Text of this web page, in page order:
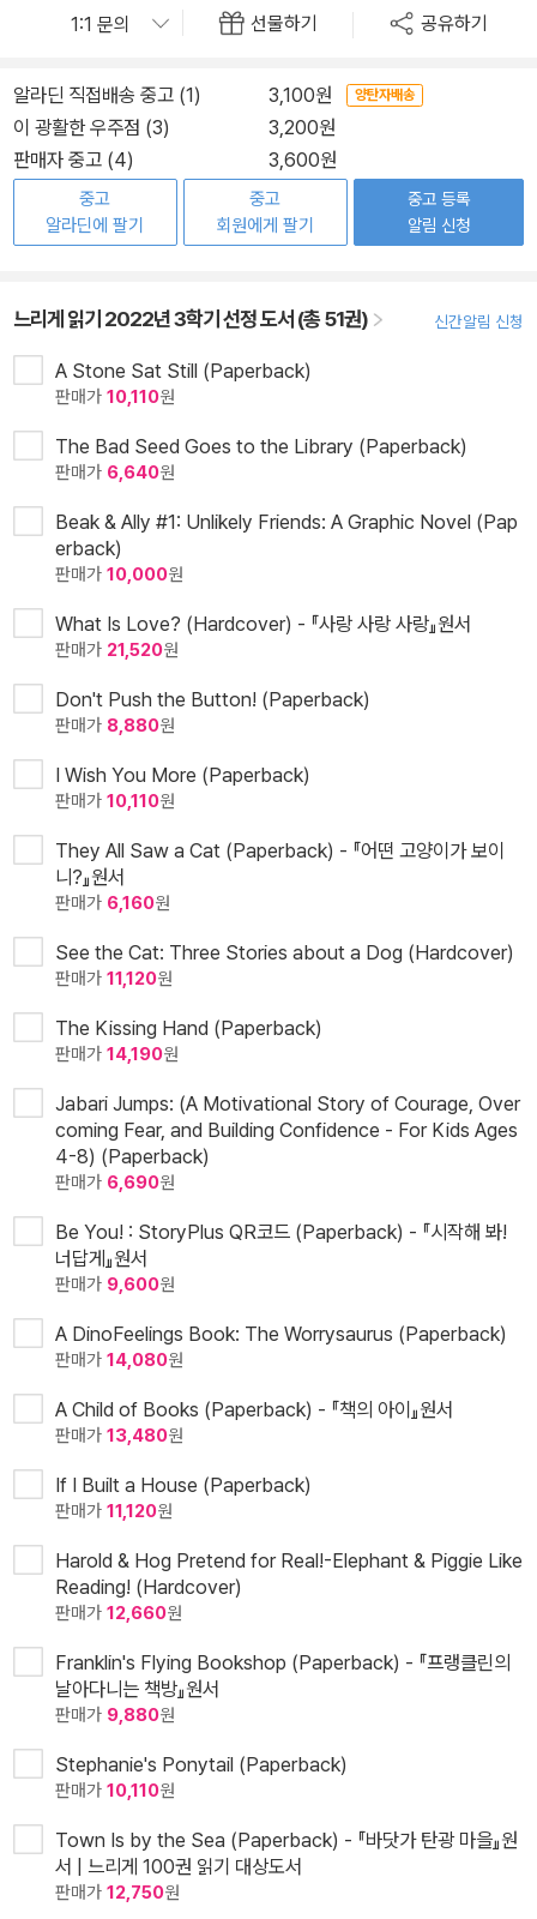
선물하기 공유하기
알라딘 직접배송 중고 (1) 3,100원 양탄자배송
이 광활한 우주점 (3)
3,200원
판매자 중고 (4)
3,600원
중고
알라딘에 팔기
중고
회원에게 팔기
중고 등록
알림 신청
느리게 읽기 2022년 3학기 선정 도서 (총 51권) 신간알림 신청
A Stone Sat Still (Paperback)
판매가 10,110원
The Bad Seed Goes to the Library (Paperback)
판매가 6,640원
Beak & Ally #1: Unlikely Friends: A Graphic Novel (Pap
erback)
판매가 10,000원
What Is Love? (Hardcover) - 『사랑 사랑 사랑』원서
판매가 21,520원
Don't Push the Button! (Paperback)
판매가 8,880원
I Wish You More (Paperback)
판매가 10,110원
They All Saw a Cat (Paperback) - 『어떤 고양이가 보이
니?』원서
판매가 6,160원
See the Cat: Three Stories about a Dog (Hardcover)
판매가 11,120원
The Kissing Hand (Paperback)
판매가 14,190원
Jabari Jumps: (A Motivational Story of Courage, Over
coming Fear, and Building Confidence - For Kids Ages
4-8) (Paperback)
판매가 6,690원
Be You! : StoryPlus QR코드 (Paperback) - 『시작해 봐!
너답게』원서
판매가 9,600원
A DinoFeelings Book: The Worrysaurus (Paperback)
판매가 14,080원
A Child of Books (Paperback) - 『책의 아이』원서
판매가 13,480원
If I Built a House (Paperback)
판매가 11,120원
Harold & Hog Pretend for Real!-Elephant & Piggie Like
Reading! (Hardcover)
판매가 12,660원
Franklin's Flying Bookshop (Paperback) - 『프랭클린의
날아다니는 책방』원서
판매가 9,880원
Stephanie's Ponytail (Paperback)
판매가 10,110원
Town Is by the Sea (Paperback) - 『바닷가 탄광 마을』원
서 | 느리게 100권 읽기 대상도서
판매가 12,750원